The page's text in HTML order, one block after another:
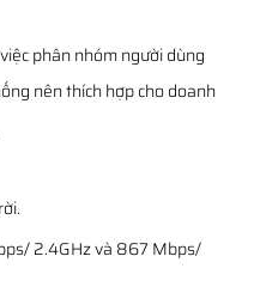
phân nhóm người dùng
nên thích hợp cho doanh
2.4GHz và 867 Mbps/